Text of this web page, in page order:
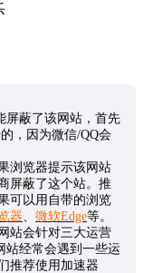
屏蔽了该网站，首先
，因为微信/QQ会
浏览器提示该网站
屏蔽了这个站。推
可以用自带的浏览
器、 微软Edge等。
站会针对三大运营
站经常会遇到一些运
推荐使用加速器